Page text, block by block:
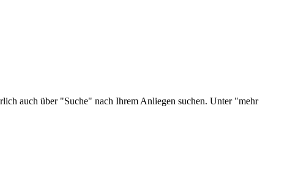
auch über "Suche" nach Ihrem Anliegen suchen. Unter "mehr